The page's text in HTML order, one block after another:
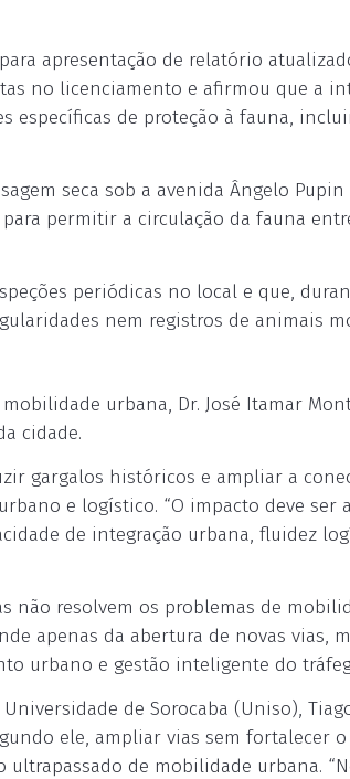
apresentação de relatório
no licenciamento e afirmou que a
específicas de proteção à fauna,
seca sob a avenida Ângelo Pupin
permitir a circulação da fauna
periódicas no local e que,
nem registros de animais
urbana, Dr. José Itamar
cidade.
gargalos históricos e ampliar a
e logístico. “O impacto deve ser
de integração urbana, fluidez
não resolvem os problemas de
apenas da abertura de novas vias,
urbano e gestão inteligente do
de Sorocaba (Uniso),
ele, ampliar vias sem fortalecer
de mobilidade urbana.